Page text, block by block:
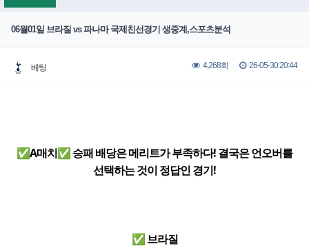
06월01일 브라질 vs 파나마 국제친선경기 생중계,스포츠분석
베팅 4,268회 26-05-30 20:44
✅A매치✅ 승패 배당은 메리트가 부족하다! 결국은 언오버를
선택하는 것이 정답인 경기!
✅ 브라질